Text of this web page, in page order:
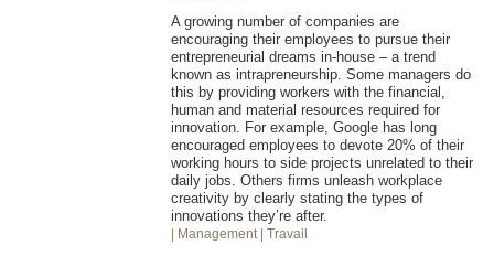
A growing number of companies are
encouraging their employees to pursue their
entrepreneurial dreams in-house – a trend
known as intrapreneurship. Some managers do
this by providing workers with the financial,
human and material resources required for
innovation. For example, Google has long
encouraged employees to devote 20% of their
working hours to side projects unrelated to their
daily jobs. Others firms unleash workplace
creativity by clearly stating the types of
innovations they’re after.
| Management | Travail